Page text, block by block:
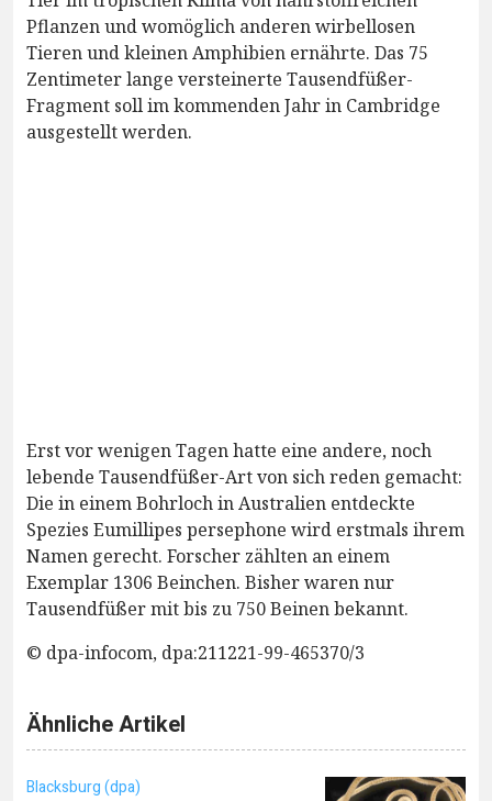
Pflanzen und womöglich anderen wirbellosen
Tieren und kleinen Amphibien ernährte. Das 75
Zentimeter lange versteinerte Tausendfüßer-
Fragment soll im kommenden Jahr in Cambridge
ausgestellt werden.
Erst vor wenigen Tagen hatte eine andere, noch
lebende Tausendfüßer-Art von sich reden gemacht:
Die in einem Bohrloch in Australien entdeckte
Spezies Eumillipes persephone wird erstmals ihrem
Namen gerecht. Forscher zählten an einem
Exemplar 1306 Beinchen. Bisher waren nur
Tausendfüßer mit bis zu 750 Beinen bekannt.
© dpa-infocom, dpa:211221-99-465370/3
Ähnliche Artikel
Blacksburg (dpa)